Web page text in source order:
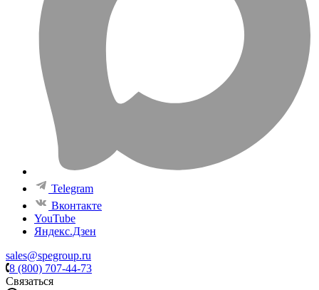
Telegram
Вконтакте
YouTube
Яндекс.Дзен
sales@spegroup.ru
8 (800) 707-44-73
Связаться